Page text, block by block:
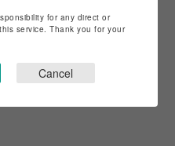
for any direct or
service. Thank you for your
Cancel